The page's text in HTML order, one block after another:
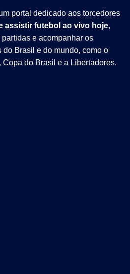
portal dedicado aos torcedores
assistir futebol ao vivo hoje,
e acompanhar os
Brasil e do mundo, como o
, Copa do Brasil e a Libertadores.